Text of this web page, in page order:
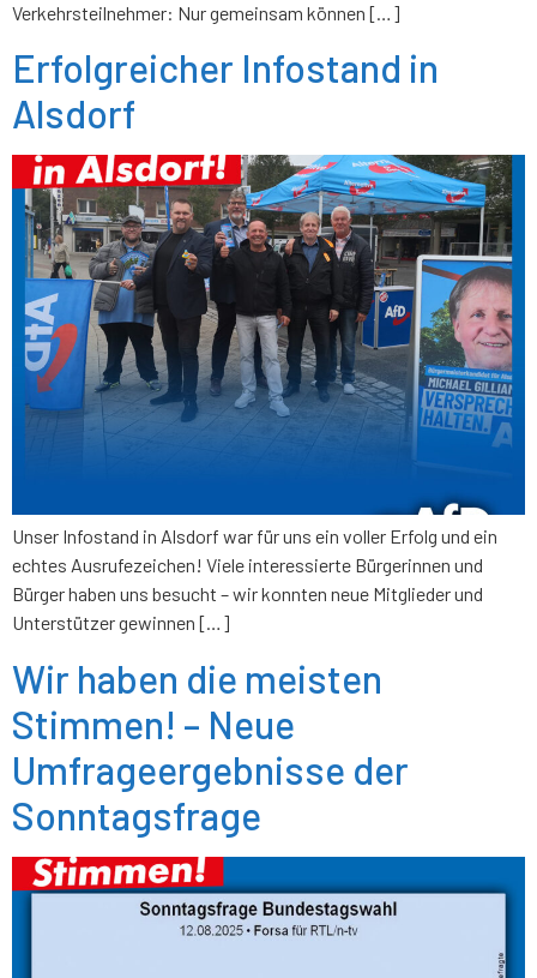
Verkehrsteilnehmer: Nur gemeinsam können […]
Erfolgreicher Infostand in
Alsdorf
Unser Infostand in Alsdorf war für uns ein voller Erfolg und ein
echtes Ausrufezeichen! Viele interessierte Bürgerinnen und
Bürger haben uns besucht – wir konnten neue Mitglieder und
Unterstützer gewinnen […]
Wir haben die meisten
Stimmen! – Neue
Umfrageergebnisse der
Sonntagsfrage